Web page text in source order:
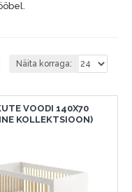
Näita korraga:
VOODI 140X70
KOLLEKTSIOON)